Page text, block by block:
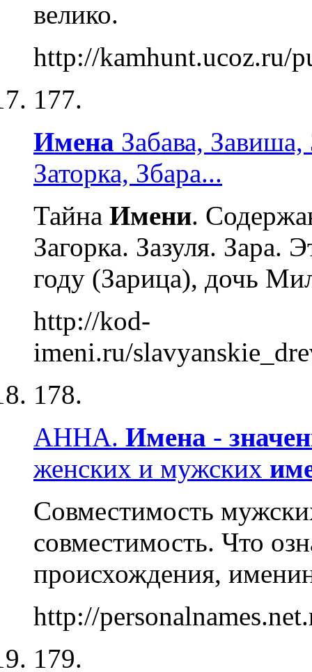
велико.
http://kamhunt.ucoz.ru/
177.
Имена Забава, Завиша,
Заторка, Збара...
Тайна Имени.
Загорка. Зазуля. Зара.
году (Зарица), дочь
http://kod-
imeni.ru/
178.
АННА. Имена -
женских и мужских
Совместимость
совместимость. Что
происхождения,
http://
179.